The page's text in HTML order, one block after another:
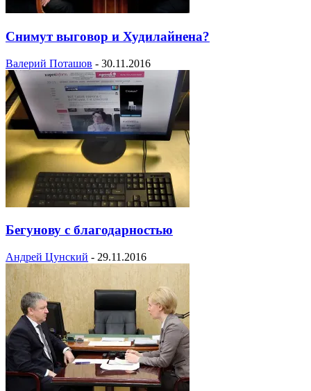
Снимут выговор и Худилайнена?
Валерий Поташов - 30.11.2016
Бегунову с благодарностью
Андрей Цунский - 29.11.2016